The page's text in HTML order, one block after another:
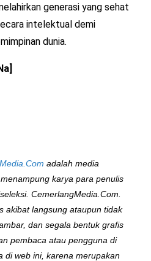
generasi yang sehat
intelektual demi
dunia.
adalah media
karya para penulis
CemerlangMedia.Com.
akibat langsung ataupun tidak
dan segala bentuk grafis
pembaca atau pengguna di
di web ini, karena merupakan